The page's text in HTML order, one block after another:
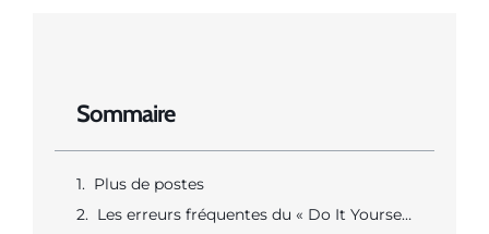
Sommaire
Plus de postes
Les erreurs fréquentes du « Do It Yourself » en assainissement